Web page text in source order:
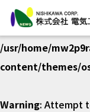
トップ
Warning:
/usr/home/
content/themes/
Warning: Attempt